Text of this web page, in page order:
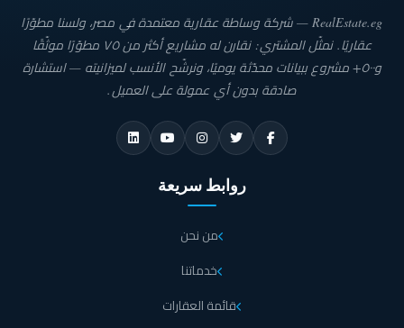
RealEstate.eg — شركة وساطة عقارية معتمدة في مصر، ولسنا مطوّرًا
عقاريًا. نمثّل المشتري: نقارن له مشاريع أكثر من ٧٥ مطوّرًا موثّقًا
و٥٠٠+ مشروع ببيانات محدّثة يوميًا، ونرشّح الأنسب لميزانيته — استشارة
صادقة بدون أي عمولة على العميل.
روابط سريعة
من نحن
خدماتنا
قائمة العقارات